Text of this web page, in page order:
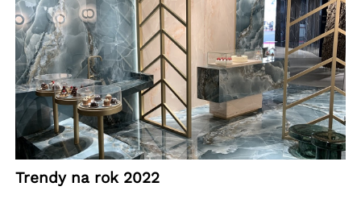
Trendy na rok 2022